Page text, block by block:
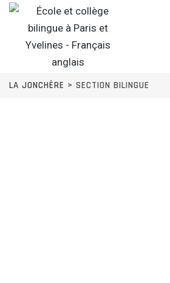
LA JONCHÈRE > SECTION BILINGUE